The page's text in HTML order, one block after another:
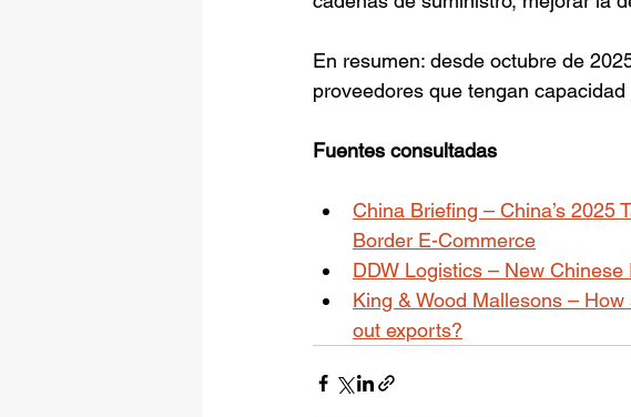
En resumen: desde octubre de
proveedores que tengan
Fuentes consultadas
China Briefing – China’s 2025
Border E-Commerce
DDW Logistics – New
King & Wood Mallesons –
out exports?